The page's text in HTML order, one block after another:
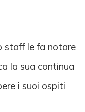
staff le fa notare
la sua continua
i suoi ospiti